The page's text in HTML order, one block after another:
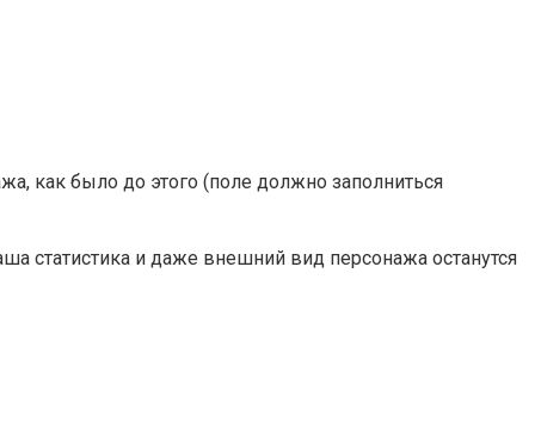
как было до этого (поле должно заполниться
статистика и даже внешний вид персонажа останутся